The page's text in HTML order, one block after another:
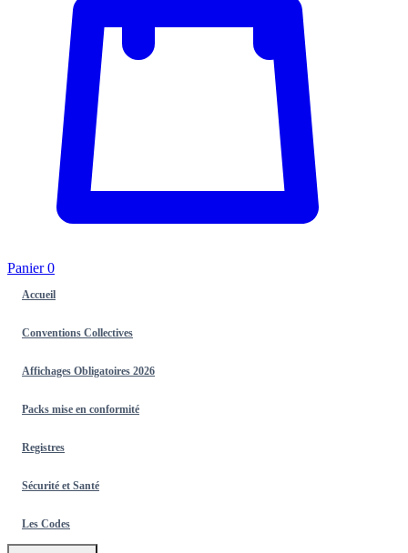
Panier0
Accueil
Conventions Collectives
Affichages Obligatoires 2026
Packs mise en conformité
Registres
Sécurité et Santé
Les Codes